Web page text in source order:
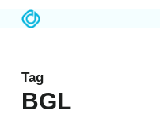
Skip
content
Tag
BGL